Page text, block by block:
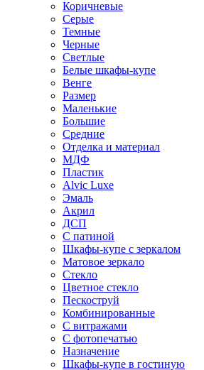
Коричневые
Серые
Темные
Черные
Светлые
Белые шкафы-купе
Венге
Размер
Маленькие
Большие
Средние
Отделка и материал
МДФ
Пластик
Alvic Luxe
Эмаль
Акрил
ДСП
С патиной
Шкафы-купе с зеркалом
Матовое зеркало
Стекло
Цветное стекло
Пескоструй
Комбинированные
С витражами
С фотопечатью
Назначение
Шкафы-купе в гостиную